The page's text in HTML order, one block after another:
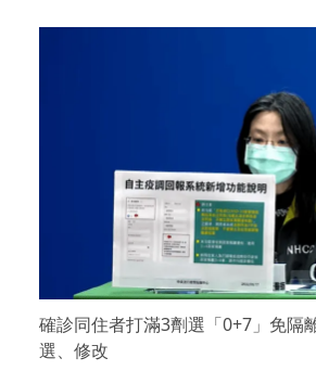
確診同住者打滿3劑選「0+7」免
選、修改